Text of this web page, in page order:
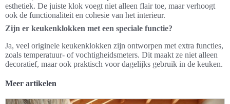
esthetiek. De juiste klok voegt niet alleen flair toe, maar verhoogt
ook de functionaliteit en cohesie van het interieur.
Zijn er keukenklokken met een speciale functie?
Ja, veel originele keukenklokken zijn ontworpen met extra functies,
zoals temperatuur- of vochtigheidsmeters. Dit maakt ze niet alleen
decoratief, maar ook praktisch voor dagelijks gebruik in de keuken.
Meer artikelen